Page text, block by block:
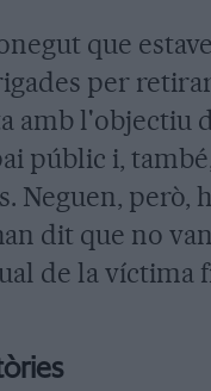
que
per
amb l'objectiu
públic i,
Neguen, però,
dit que no
de la víctima